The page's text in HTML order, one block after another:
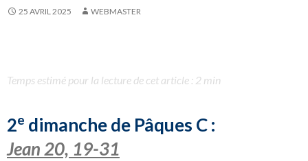
25 AVRIL 2025 WEBMASTER
Temps estimé pour la lecture de cet article : 2 min
2e dimanche de Pâques C :
Jean 20, 19-31